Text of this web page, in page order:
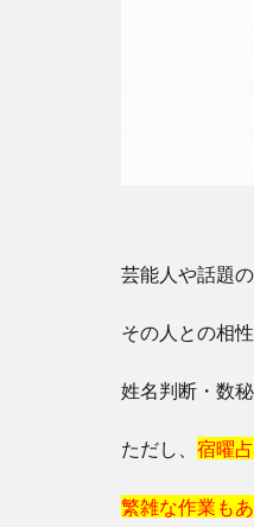
芸能人や話題
その人との相
姓名判断・数
ただし、 宿曜
繁雑な作業も